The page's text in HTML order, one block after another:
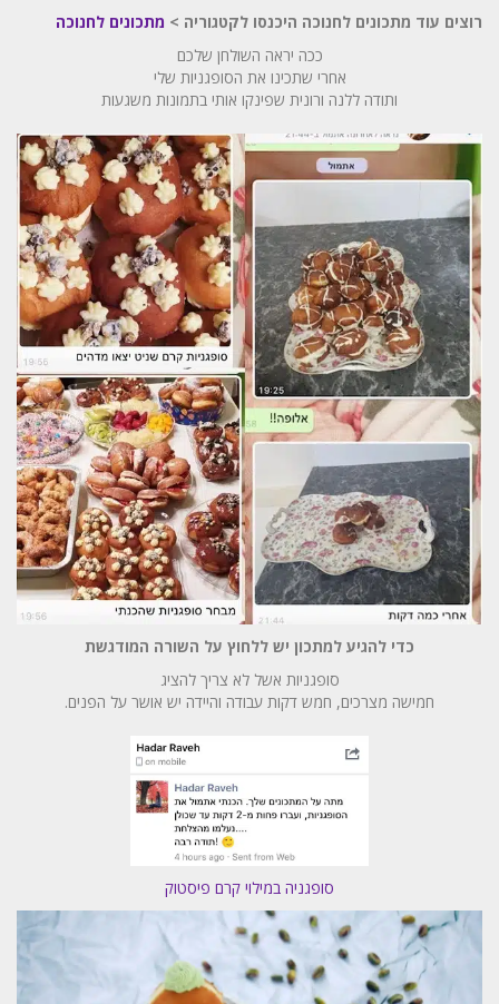
רוצים עוד מתכונים לחנוכה היכנסו לקטגוריה > מתכונים לחנוכה
ככה יראה השולחן שלכם
אחרי שתכינו את הסופגניות שלי
ותודה ללנה ורונית שפינקו אותי בתמונות משגעות
כדי להגיע למתכון יש ללחוץ על השורה המודגשת
סופגניות אשל לא צריך להציג
חמישה מצרכים, חמש דקות עבודה והיידה יש אושר על הפנים.
סופגניה במילוי קרם פיסטוק